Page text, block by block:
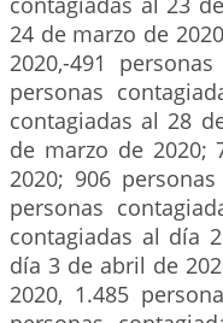
24 de marzo de
2020,-491
personas
contagiadas al 28
de marzo de 2020;
2020; 906
personas
contagiadas al día
día 3 de abril de
2020, 1.485